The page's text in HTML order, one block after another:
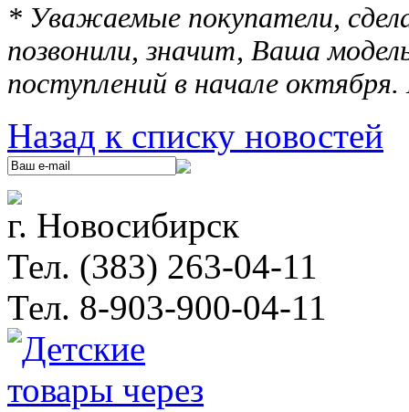
* Уважаемые покупатели,
позвонили, значит, Ваша
поступлений в начале
Назад к списку новостей
г. Новосибирск
Тел. (383) 263-04-11
Тел. 8-903-900-04-11